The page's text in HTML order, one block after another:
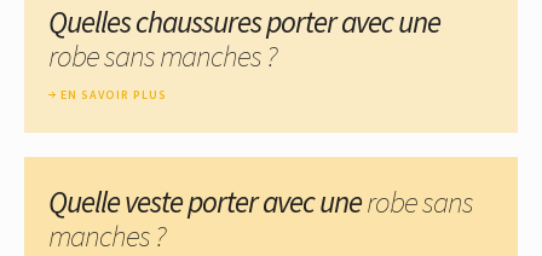
Quelles chaussures porter avec une
robe sans manches ?
EN SAVOIR PLUS
Quelle veste porter avec unerobe sans
manches ?